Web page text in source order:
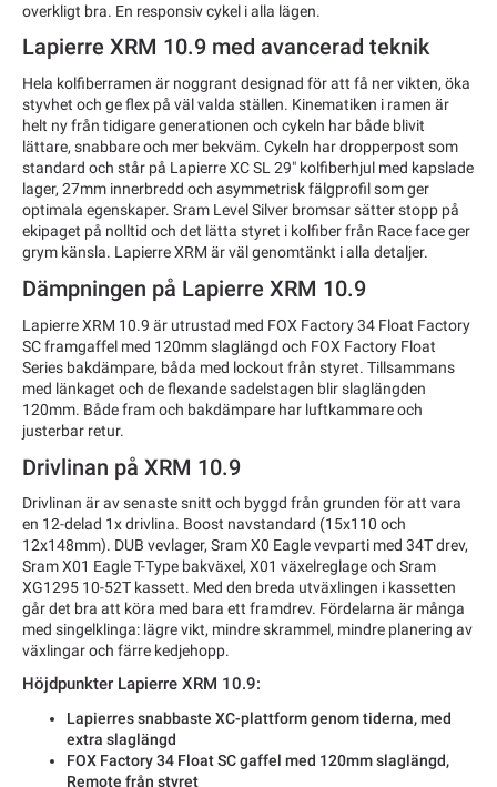
overkligt bra. En responsiv cykel i alla lägen.
Lapierre XRM 10.9 med avancerad teknik
Hela kolfiberramen är noggrant designad för att få ner vikten, öka
styvhet och ge flex på väl valda ställen. Kinematiken i ramen är
helt ny från tidigare generationen och cykeln har både blivit
lättare, snabbare och mer bekväm. Cykeln har dropperpost som
standard och står på Lapierre XC SL 29" kolfiberhjul med kapslade
lager, 27mm innerbredd och asymmetrisk fälgprofil som ger
optimala egenskaper. Sram Level Silver bromsar sätter stopp på
ekipaget på nolltid och det lätta styret i kolfiber från Race face ger
grym känsla. Lapierre XRM är väl genomtänkt i alla detaljer.
Dämpningen på Lapierre XRM 10.9
Lapierre XRM 10.9 är utrustad med FOX Factory 34 Float Factory
SC framgaffel med 120mm slaglängd och FOX Factory Float
Series bakdämpare, båda med lockout från styret. Tillsammans
med länkaget och de flexande sadelstagen blir slaglängden
120mm. Både fram och bakdämpare har luftkammare och
justerbar retur.
Drivlinan på XRM 10.9
Drivlinan är av senaste snitt och byggd från grunden för att vara
en 12-delad 1x drivlina. Boost navstandard (15x110 och
12x148mm). DUB vevlager, Sram X0 Eagle vevparti med 34T drev,
Sram X01 Eagle T-Type bakväxel, X01 växelreglage och Sram
XG1295 10-52T kassett. Med den breda utväxlingen i kassetten
går det bra att köra med bara ett framdrev. Fördelarna är många
med singelklinga: lägre vikt, mindre skrammel, mindre planering av
växlingar och färre kedjehopp.
Höjdpunkter Lapierre XRM 10.9:
Lapierres snabbaste XC-plattform genom tiderna, med
extra slaglängd
FOX Factory 34 Float SC gaffel med 120mm slaglängd,
Remote från styret